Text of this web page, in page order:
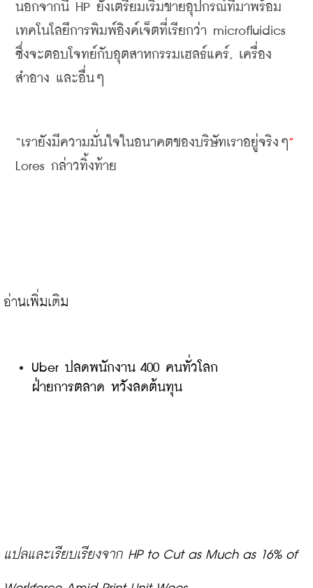
นอกจากนี้ HP ยังเตรียมเริ่มขายอุปกรณ์ที่มาพร้อม
เทคโนโลยีการพิมพ์อิงค์เจ็ตที่เรียกว่า
ซึ่งจะตอบโจทย์กับอุตสาหกรรมเฮลธ์แคร์, เครื่อง
สำอาง และอื่นๆ
“เรายังมีความมั่นใจในอนาคตของบริษัทเราอยู่จริงๆ”
Lores กล่าวทิ้งท้าย
Uber ปลดพนักงาน 400 คนทั่วโลก
ฝ่ายการตลาด หวังลดต้นทุน
แปลและเรียบเรียงจาก HP to Cut as Much as 16% of